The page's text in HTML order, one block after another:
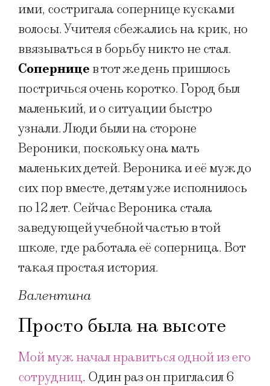
ими, состригала сопернице кусками
волосы. Учителя сбежались на крик, но
ввязываться в борьбу никто не стал.
Сопернице в тот же день пришлось
постричься очень коротко. Город был
маленький, и о ситуации быстро
узнали. Люди были на стороне
Вероники, поскольку она мать
маленьких детей. Вероника и её муж до
сих пор вместе, детям уже исполнилось
по 12 лет. Сейчас Вероника стала
заведующей учебной частью в той
школе, где работала её соперница. Вот
такая простая история.
Валентина
Просто была на высоте
Мой муж начал нравиться одной из его
сотрудниц. Один раз он пригласил 6